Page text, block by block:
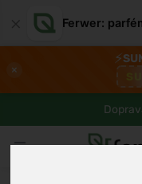
Ferwer:
×
⚡